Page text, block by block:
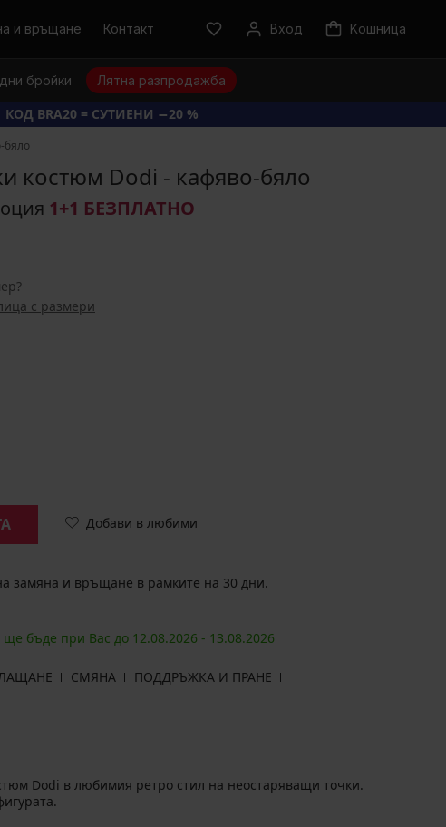
и връщане Контакт Вход Kошница
бройки Лятна разпродажба
КОД BRA20 = СУТИЕНИ −20 %
бяло
костюм Dodi - кафяво-бяло
1+1 БЕЗПЛАТНО
с размери
Добави в любими
замяна и връщане в рамките на 30 дни.
ще бъде при Вас до 12.08.2026 - 13.08.2026
СМЯНА
ПОДДРЪЖКА И ПРАНЕ
Dodi в любимия ретро стил на неостаряващи точки.